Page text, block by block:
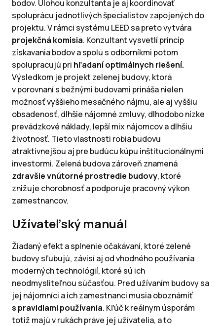
bodov. Úlohou konzultanta je aj koordinovať
spoluprácu jednotlivých špecialistov zapojených do
projektu. V rámci systému LEED sa preto vytvára
projekčná komisia. Konzultant vysvetlí princíp
získavania bodov a spolu s odborníkmi potom
spolupracujú pri hľadaní optimálnych riešení.
Výsledkom je projekt zelenej budovy, ktorá
v porovnaní s bežnými budovami prináša nielen
možnosť vyššieho mesačného nájmu, ale aj vyššiu
obsadenosť, dlhšie nájomné zmluvy, dlhodobo nízke
prevádzkové náklady, lepší mix nájomcov a dlhšiu
životnosť. Tieto vlastnosti robia budovu
atraktívnejšou aj pre budúcu kúpu inštitucionálnymi
investormi. Zelená budova zároveň znamená
zdravšie vnútorné prostredie budovy, ktoré
znižuje chorobnosť a podporuje pracovný výkon
zamestnancov.
Užívateľský manuál
Žiadaný efekt a splnenie očakávaní, ktoré zelené
budovy sľubujú, závisí aj od vhodného používania
moderných technológií, ktoré sú ich
neodmysliteľnou súčasťou. Pred užívaním budovy sa
jej nájomníci a ich zamestnanci musia oboznámiť
s pravidlami používania. Kľúč k reálnym úsporám
totiž majú v rukách práve jej užívatelia, a to